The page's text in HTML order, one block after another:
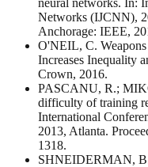
neural networks. In:
Networks (IJCNN),
Anchorage: IEEE,
O'NEIL, C.
Increases Inequality
Crown, 2016.
PASCANU, R.;
difficulty of training
International
2013, Atlanta.
1318.
SHNEIDERMAN, B.